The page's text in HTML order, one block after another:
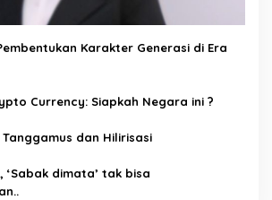
Karakter Generasi di Era
Currency: Siapkah Negara ini ?
dan Hilirisasi
‘Sabak dimata’ tak bisa